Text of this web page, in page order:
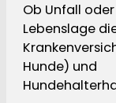
Ob Unfall
Lebenslage
Hunde) und